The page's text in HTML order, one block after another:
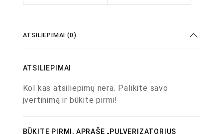
ATSILIEPIMAI (0)
ATSILIEPIMAI
Kol kas atsiliepimų nėra. Palikite savo
įvertinimą ir būkite pirmi!
BŪKITE PIRMI, APRAŠĘ „PULVERIZATORIUS